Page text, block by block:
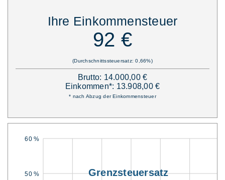
Ihre Einkommensteuer
92 €
(Durchschnittssteuersatz: 0,66%)
Brutto: 14.000,00 €
Einkommen*: 13.908,00 €
* nach Abzug der Einkommensteuer
50 %
60 %
Grenzsteuersatz